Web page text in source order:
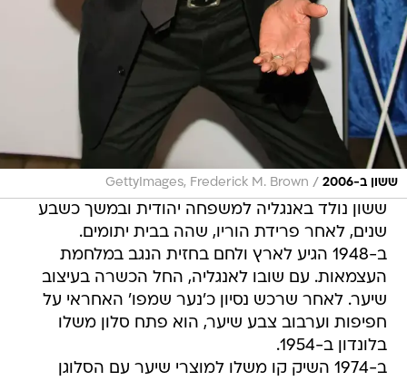
ששון ב-2006 /
GettyImages, Frederick M. Brown
ששון נולד באנגליה למשפחה יהודית ובמשך כשבע
שנים, לאחר פרידת הוריו, שהה בבית יתומים.
ב-1948 הגיע לארץ ולחם בחזית הנגב במלחמת
העצמאות. עם שובו לאנגליה, החל הכשרה בעיצוב
שיער. לאחר שרכש נסיון כ'נער שמפו' האחראי על
חפיפות וערבוב צבע שיער, הוא פתח סלון משלו
בלונדון ב-1954.
ב-1974 השיק קו משלו למוצרי שיער עם הסלוגן